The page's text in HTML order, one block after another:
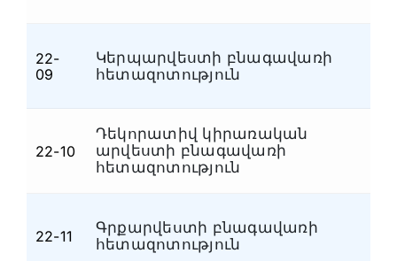
22-
09
Կերպարվեստի բնագավառի
հետազոտություն
22-10
Դեկորատիվ կիրառական
արվեստի բնագավառի
հետազոտություն
22-11
Գրքարվեստի բնագավառի
հետազոտություն